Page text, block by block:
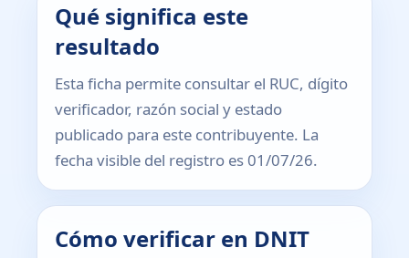
Qué significa este
resultado
Esta ficha permite consultar el RUC, dígito
verificador, razón social y estado
publicado para este contribuyente. La
fecha visible del registro es 01/07/26.
Cómo verificar en DNIT